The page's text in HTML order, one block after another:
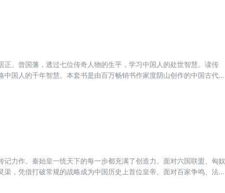
、曾国藩，透过七位传奇人物的生平，学习中国人的处世智慧。读传
国人的千年智慧。本套书是由百万畅销书作家度阴山创作的中国古代传
学习到强大的意志力；我们能从刘伯温为大明百年基业设定的蓝图中，
功立业的一生中，学习到知行合一的心学智慧；我们能从曾国藩“结硬
慧；我们能从张居正不顾万人唾骂，也要改革变法中，学习到领导者的大
力作。秦始皇一统天下的每一步都充满了创造力。面对六国联盟、匈奴
，凭借打破常规的战略成为中国历史上首位皇帝。面对百家争鸣、法令